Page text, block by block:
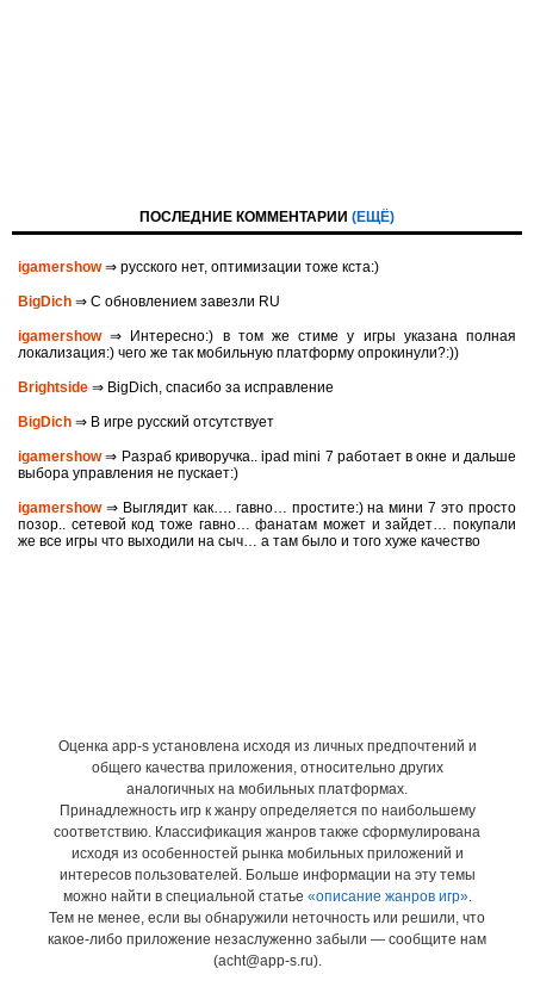
ПОСЛЕДНИЕ КОММЕНТАРИИ (ЕЩЁ)
igamershow⇒ русского нет, оптимизации тоже кста:)
BigDich ⇒ С обновлением завезли RU
igamershow⇒ Интересно:) в том же стиме у игры указана полная
локализация:) чего же так мобильную платформу опрокинули?:))
Brightside ⇒ BigDich, спасибо за исправление
BigDich ⇒ В игре русский отсутствует
igamershow⇒ Разраб криворучка.. ipad mini 7 работает в окне и дальше
выбора управления не пускает:)
igamershow⇒ Выглядит как…. гавно… простите:) на мини 7 это просто
позор.. сетевой код тоже гавно… фанатам может и зайдет… покупали
же все игры что выходили на сыч… а там было и того хуже качество
Оценка app-s установлена исходя из личных предпочтений и
общего качества приложения, относительно других
аналогичных на мобильных платформах.
Принадлежность игр к жанру определяется по наибольшему
соответствию. Классификация жанров также сформулирована
исходя из особенностей рынка мобильных приложений и
интересов пользователей. Больше информации на эту темы
можно найти в специальной статье «описание жанров игр».
Тем не менее, если вы обнаружили неточность или решили, что
какое-либо приложение незаслуженно забыли — сообщите нам
(acht@app-s.ru).